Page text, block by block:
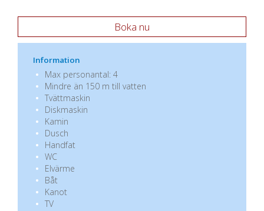
Boka nu
Information
Max personantal: 4
Mindre än 150 m till vatten
Tvättmaskin
Diskmaskin
Kamin
Dusch
Handfat
WC
Elvärme
Båt
Kanot
TV